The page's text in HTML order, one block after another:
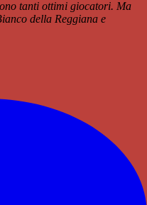
tanti ottimi giocatori. Ma
della Reggiana e